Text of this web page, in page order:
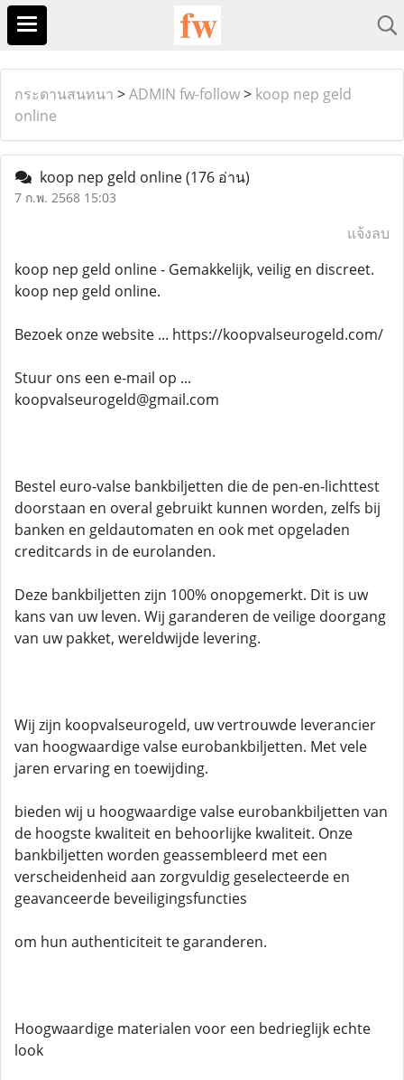
กระดานสนทนา >ADMIN fw-follow> koop nep geld
online
koop nep geld online(176 อ่าน)
7 ก.พ. 2568 15:03
แจ้งลบ
koop nep geld online - Gemakkelijk, veilig en discreet.
koop nep geld online.
Bezoek onze website ... https://koopvalseurogeld.com/
Stuur ons een e-mail op ...
koopvalseurogeld@gmail.com
Bestel euro-valse bankbiljetten die de pen-en-lichttest
doorstaan ​​en overal gebruikt kunnen worden, zelfs bij
banken en geldautomaten en ook met opgeladen
creditcards in de eurolanden.
Deze bankbiljetten zijn 100% onopgemerkt. Dit is uw
kans van uw leven. Wij garanderen de veilige doorgang
van uw pakket, wereldwijde levering.
Wij zijn koopvalseurogeld, uw vertrouwde leverancier
van hoogwaardige valse eurobankbiljetten. Met vele
jaren ervaring en toewijding.
bieden wij u hoogwaardige valse eurobankbiljetten van
de hoogste kwaliteit en behoorlijke kwaliteit. Onze
bankbiljetten worden geassembleerd met een
verscheidenheid aan zorgvuldig geselecteerde en
geavanceerde beveiligingsfuncties
om hun authenticiteit te garanderen.
Hoogwaardige materialen voor een bedrieglijk echte
look